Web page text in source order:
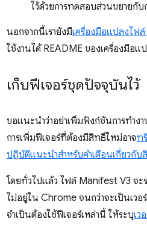
ไว้ด้วยการทดสอบส่วนขยายกั
นอกจากนี้เรายังมีเครื่องมือแปลงไฟ
ใช้งานได้ README ของเครื่องมือ
เก็บฟีเจอร์ชุดปัจจุบันไว้
ขอแนะนำว่าอย่าเพิ่มฟังก์ชันการทำง
การเพิ่มฟีเจอร์ที่ต้องมีสิทธิ์ใหม่อาจท
ปฏิบัติแนะนำสำหรับคำเตือนเกี่ยวกับ
โดยทั่วไปแล้ว ไฟล์ Manifest V3 จะ
ไม่อยู่ใน Chrome จนกว่าจะเป็นเวอ
จำเป็นต้องใช้ฟีเจอร์เหล่านี้ ให้ระบุเว